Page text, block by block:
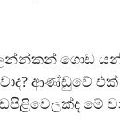
ගොඩ
ආණ්ඩුවේ
මේ